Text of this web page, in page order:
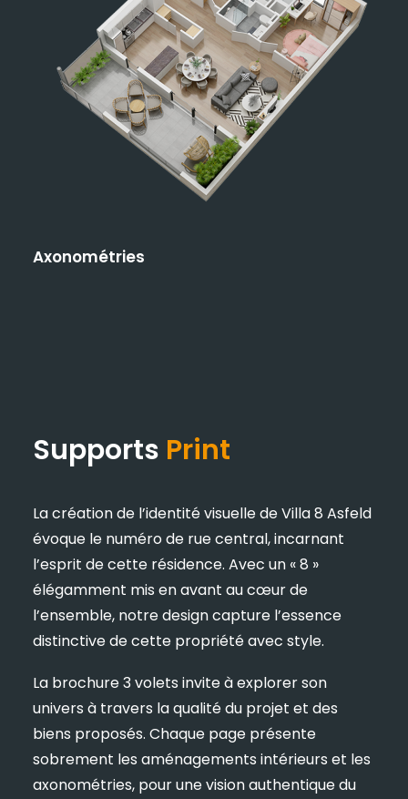
Axonométries
Supports Print
La création de l’identité visuelle de Villa 8 Asfeld
évoque le numéro de rue central, incarnant
l’esprit de cette résidence. Avec un « 8 »
élégamment mis en avant au cœur de
l’ensemble, notre design capture l’essence
distinctive de cette propriété avec style.
La brochure 3 volets invite à explorer son
univers à travers la qualité du projet et des
biens proposés. Chaque page présente
sobrement les aménagements intérieurs et les
axonométries, pour une vision authentique du